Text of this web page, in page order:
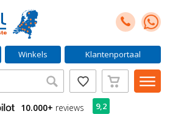
Winkels Klantenportaal
10.000+ reviews 9,2